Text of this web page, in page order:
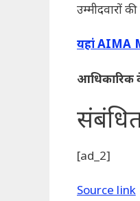
उम्मीदवारों
यहां AIMA
आधिकारिक
[ad_2]
Source link